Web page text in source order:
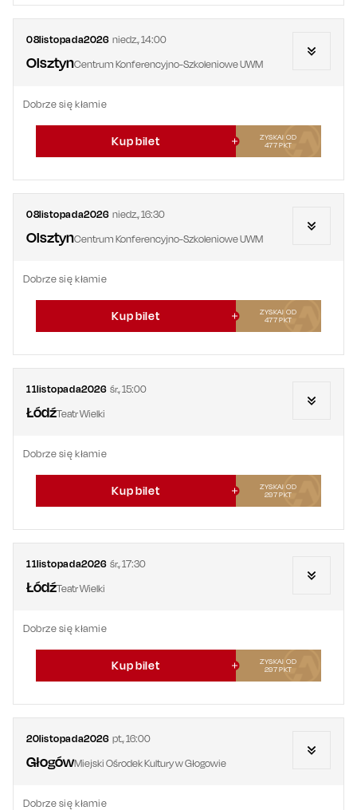
08listopada2026 niedz.,14:00
OlsztynCentrum Konferencyjno-Szkoleniowe UWM
Dobrze się kłamie
Kup bilet
ZYSKAJ OD
477PKT
08listopada2026 niedz.,16:30
OlsztynCentrum Konferencyjno-Szkoleniowe UWM
Dobrze się kłamie
Kup bilet
ZYSKAJ OD
477PKT
11listopada2026 śr.,15:00
ŁódźTeatr Wielki
Dobrze się kłamie
Kup bilet
ZYSKAJ OD
297PKT
11listopada2026 śr.,17:30
ŁódźTeatr Wielki
Dobrze się kłamie
Kup bilet
ZYSKAJ OD
297PKT
20listopada2026 pt.,16:00
GłogówMiejski Ośrodek Kultury w Głogowie
Dobrze się kłamie